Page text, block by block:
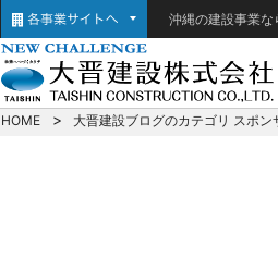
沖縄の建設事業な
HOME 大晋建設ブログのカテゴリ スポン